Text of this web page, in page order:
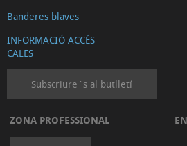
Banderes blaves
INFORMACIÓ ACCÉS
CALES
Subscriure´s al butlletí
ZONA PROFESSIONAL